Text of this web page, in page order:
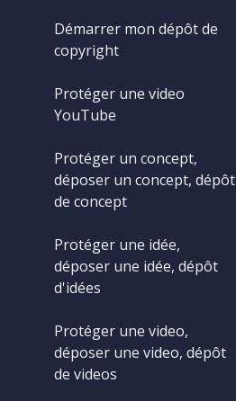
Démarrer mon dépôt de
copyright
Protéger une video
YouTube
Protéger un concept,
déposer un concept, dépôt
de concept
Protéger une idée,
déposer une idée, dépôt
d'idées
Protéger une video,
déposer une video, dépôt
de videos